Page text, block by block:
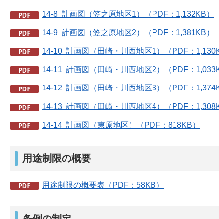
14-8 計画図（笠之原地区1）（PDF：1,132KB）
14-9 計画図（笠之原地区2）（PDF：1,381KB）
14-10 計画図（田崎・川西地区1）（PDF：
14-11 計画図（田崎・川西地区2）（PDF：
14-12 計画図（田崎・川西地区3）（PDF：
14-13 計画図（田崎・川西地区4）（PDF：
14-14 計画図（東原地区）（PDF：818KB）
用途制限の概要
用途制限の概要表（PDF：58KB）